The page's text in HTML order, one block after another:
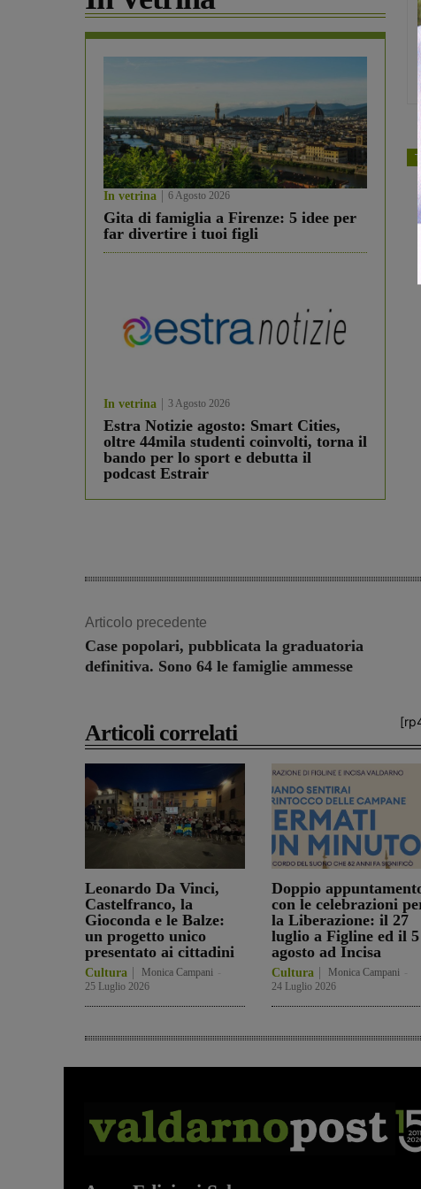
In vetrina 6 Agosto 2026
Gita di famiglia a Firenze: 5 idee per
far divertire i tuoi figli
In vetrina 3 Agosto 2026
Estra Notizie agosto: Smart Cities,
oltre 44mila studenti coinvolti, torna il
bando per lo sport e debutta il
podcast Estrair
Articolo precedente
Case popolari, pubblicata la graduatoria
definitiva. Sono 64 le famiglie ammesse
Articoli correlati
Leonardo Da Vinci,
Castelfranco, la
Gioconda e le Balze:
un progetto unico
presentato ai cittadini
Cultura Monica Campani
25 Luglio 2026
Doppio
con le celebrazioni
la Liberazione: il 27
luglio a Figline ed il 5
agosto ad Incisa
Cultura Monica Campani
24 Luglio 2026